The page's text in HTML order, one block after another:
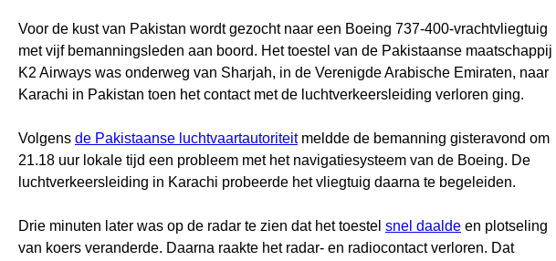
Voor de kust van Pakistan wordt gezocht naar een Boeing 737-400-vrachtvliegtuig
met vijf bemanningsleden aan boord. Het toestel van de Pakistaanse maatschappij
K2 Airways was onderweg van Sharjah, in de Verenigde Arabische Emiraten, naar
Karachi in Pakistan toen het contact met de luchtverkeersleiding verloren ging.
Volgens de Pakistaanse luchtvaartautoriteitmeldde de bemanning gisteravond om
21.18 uur lokale tijd een probleem met het navigatiesysteem van de Boeing. De
luchtverkeersleiding in Karachi probeerde het vliegtuig daarna te begeleiden.
Drie minuten later was op de radar te zien dat het toestel snel daalde en plotseling
van koers veranderde. Daarna raakte het radar- en radiocontact verloren. Dat